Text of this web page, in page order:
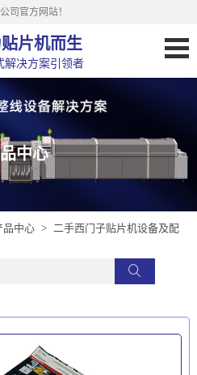
司官方网站！
片机而生
解决方案引领者
中心
品中心 > 二手西门子贴片机设备及配